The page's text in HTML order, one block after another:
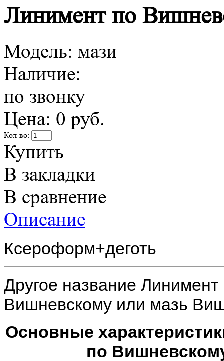
Линимент по
Модель: мази
Наличие:
по звонку
Цена: 0 руб.
Кол-во:
Купить
В закладки
В сравнение
Описание
Ксероформ+деготь
Другое название
Вишневскому или мазь
Основные
по